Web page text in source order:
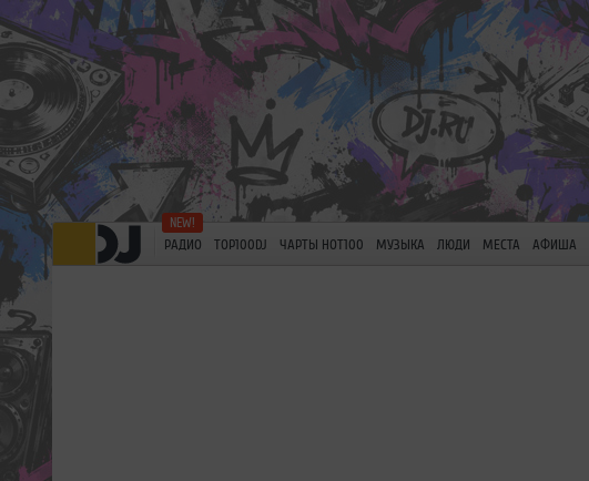
РАДИО TOP100DJ ЧАРТЫ HOT100 МУЗЫКА ЛЮДИ МЕСТА АФИША